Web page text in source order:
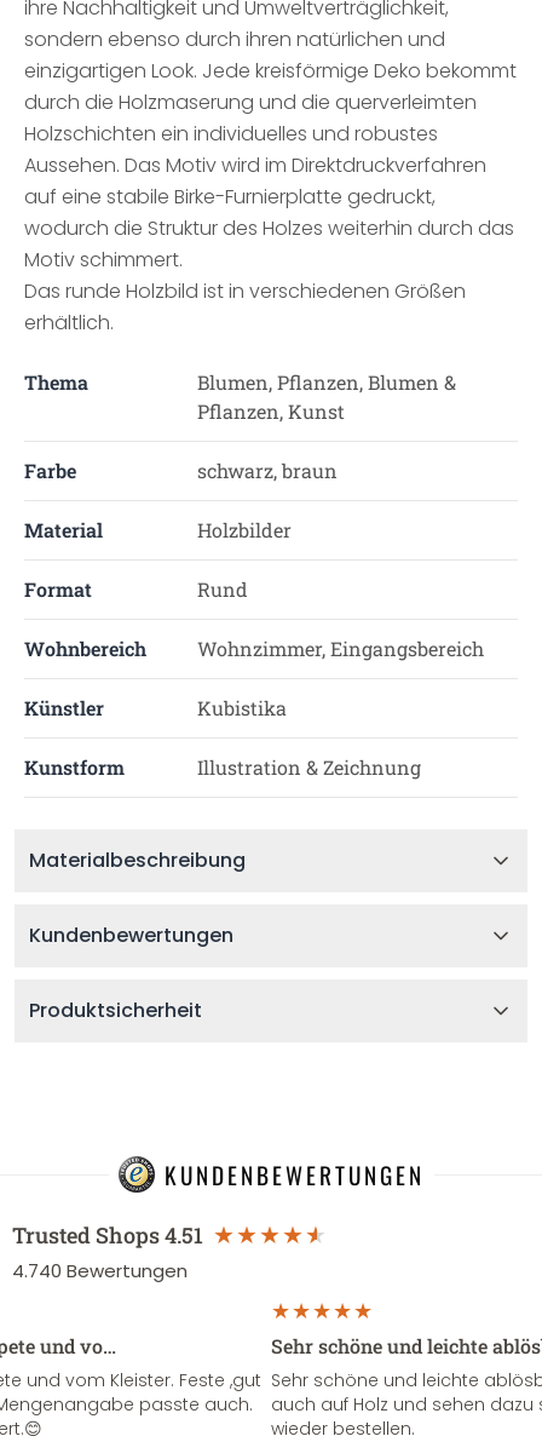
ihre Nachhaltigkeit und Umweltverträglichkeit,
sondern ebenso durch ihren natürlichen und
einzigartigen Look. Jede kreisförmige Deko bekommt
durch die Holzmaserung und die querverleimten
Holzschichten ein individuelles und robustes
Aussehen. Das Motiv wird im Direktdruckverfahren
auf eine stabile Birke-Furnierplatte gedruckt,
wodurch die Struktur des Holzes weiterhin durch das
Motiv schimmert.
Das runde Holzbild ist in verschiedenen Größen
erhältlich.
Thema
Blumen, Pflanzen, Blumen &
Pflanzen, Kunst
Farbe schwarz, braun
Material Holzbilder
Format Rund
Wohnbereich Wohnzimmer, Eingangsbereich
Künstler Kubistika
Kunstform Illustration & Zeichnung
Materialbeschreibung
Kundenbewertungen
Produktsicherheit
KUNDENBEWERTUNGEN
Trusted Shops4.51
4.740 Bewertungen
und vo…
und vom Kleister. Feste ,gut
passte auch.
Sehr schöne und leichte
Sehr schöne und leichte
auch auf Holz und sehen
wieder bestellen.